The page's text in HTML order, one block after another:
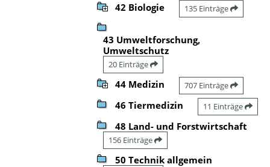
42 Biologie 135 Einträge
43 Umweltforschung,
Umweltschutz
20 Einträge
44 Medizin 707 Einträge
46 Tiermedizin 11 Einträge
48 Land- und Forstwirtschaft
156 Einträge
50 Technik allgemein